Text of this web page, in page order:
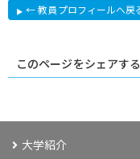
← 教員プロフィールへ戻
このページをシェアする
大学紹介